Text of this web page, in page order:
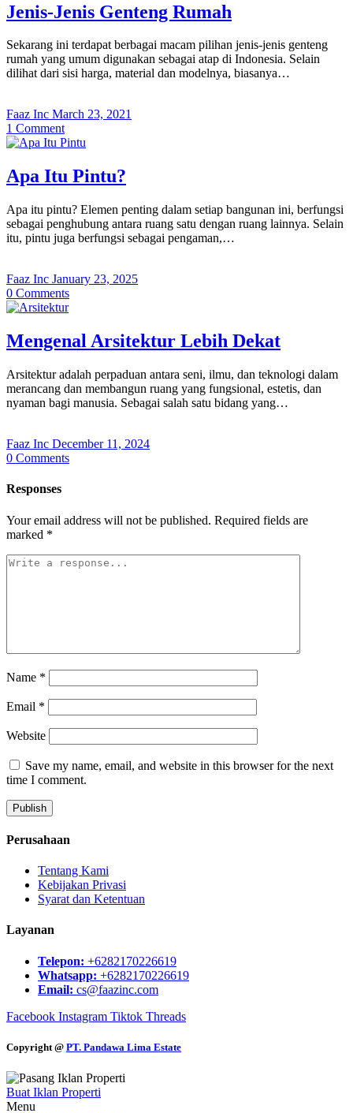
Jenis-Jenis Genteng Rumah
Sekarang ini terdapat berbagai macam pilihan jenis-jenis genteng
rumah yang umum digunakan sebagai atap di Indonesia. Selain
dilihat dari sisi harga, material dan modelnya, biasanya…
Faaz Inc March 23, 2021
1 Comment
Apa Itu Pintu?
Apa itu pintu? Elemen penting dalam setiap bangunan ini, berfungsi
sebagai penghubung antara ruang satu dengan ruang lainnya. Selain
itu, pintu juga berfungsi sebagai pengaman,…
Faaz Inc January 23, 2025
0 Comments
Mengenal Arsitektur Lebih Dekat
Arsitektur adalah perpaduan antara seni, ilmu, dan teknologi dalam
merancang dan membangun ruang yang fungsional, estetis, dan
nyaman bagi manusia. Sebagai salah satu bidang yang…
Faaz Inc December 11, 2024
0 Comments
Responses
Your email address will not be published. Required fields are
marked *
Name *
Email *
Website
Save my name, email, and website in this browser for the next
time I comment.
Perusahaan
Tentang Kami
Kebijakan Privasi
Syarat dan Ketentuan
Layanan
Telepon: +6282170226619
Whatsapp: +6282170226619
Email: cs@faazinc.com
Facebook Instagram Tiktok Threads
Copyright @ PT. Pandawa Lima Estate
Buat Iklan Properti
Menu